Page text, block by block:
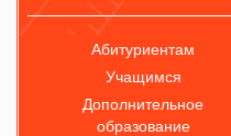
Абитуриентам
Учащимся
Дополнительное
образование